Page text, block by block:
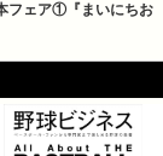
フェア①『まいにちお